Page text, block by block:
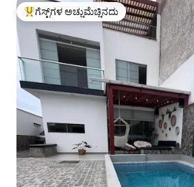
ಗೆಸ್ಟ್‌ಗಳಿಗೆ ಅತಿ ಹೆಚ್ಚು ಅಚ್ಚುಮೆಚ್ಚಿನದು
ಗೆಸ್ಟ್‌ಗಳ ಅಚ್ಚುಮೆಚ್ಚಿನದು